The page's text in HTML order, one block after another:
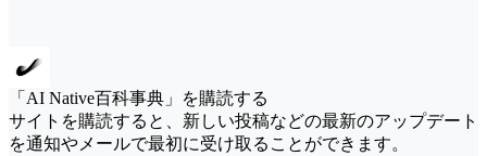
「AI Native百科事典」を購読する
サイトを購読すると、新しい投稿などの最新のアップデート
を通知やメールで最初に受け取ることができます。